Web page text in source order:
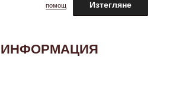
помощ Изтегляне
ИНФОРМАЦИЯ